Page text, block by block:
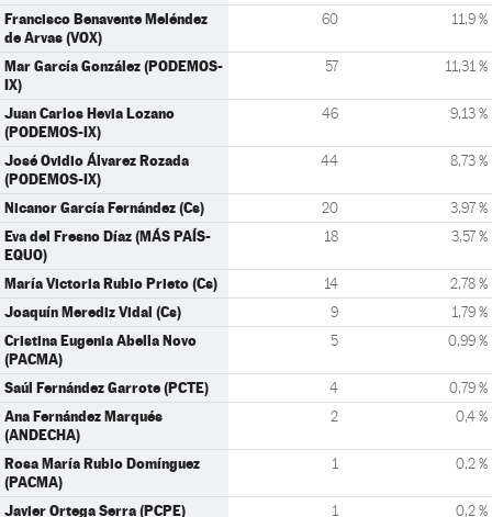
Francisco Benavente Meléndez
de Arvas (VOX)
60 11,9 %
Mar García González (PODEMOS-
IX)
57 11,31 %
Juan Carlos Hevia Lozano
(PODEMOS-IX)
46 9,13 %
José Ovidio Álvarez Rozada
(PODEMOS-IX)
44 8,73 %
Nicanor García Fernández (Cs) 20 3,97 %
Eva del Fresno Díaz (MÁS PAÍS-
EQUO)
18 3,57 %
María Victoria Rubio Prieto (Cs) 14 2,78 %
Joaquín Merediz Vidal (Cs) 9 1,79 %
Cristina Eugenia Abella Novo
(PACMA)
5 0,99 %
Saúl Fernández Garrote (PCTE) 4 0,79 %
Ana Fernández Marqués
(ANDECHA)
2 0,4 %
Rosa María Rubio Domínguez
(PACMA)
1 0,2 %
Javier Ortega Serra (PCPE) 1 0,2 %